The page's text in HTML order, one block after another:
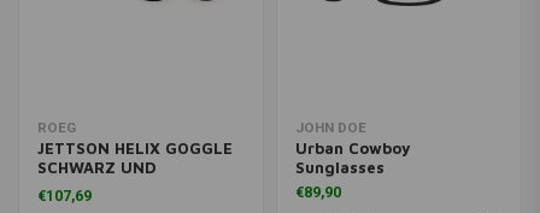
ROEG
JETTSON HELIX GOGGLE
SCHWARZ UND
GESTREIFTES BAND
€107,69
JOHN DOE
Urban Cowboy
Sunglasses
€89,90